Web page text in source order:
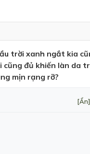
trời xanh ngắt kia
cũng đủ khiến làn da
mịn rạng rỡ?
[Ẩn]